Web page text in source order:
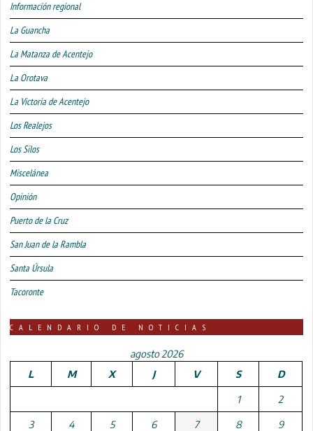
Información regional
La Guancha
La Matanza de Acentejo
La Orotava
La Victoria de Acentejo
Los Realejos
Los Silos
Miscelánea
Opinión
Puerto de la Cruz
San Juan de la Rambla
Santa Úrsula
Tacoronte
CALENDARIO DE NOTICIAS
agosto 2026
L
M X J V S D
1 2
3 4 5 6 7 8 9